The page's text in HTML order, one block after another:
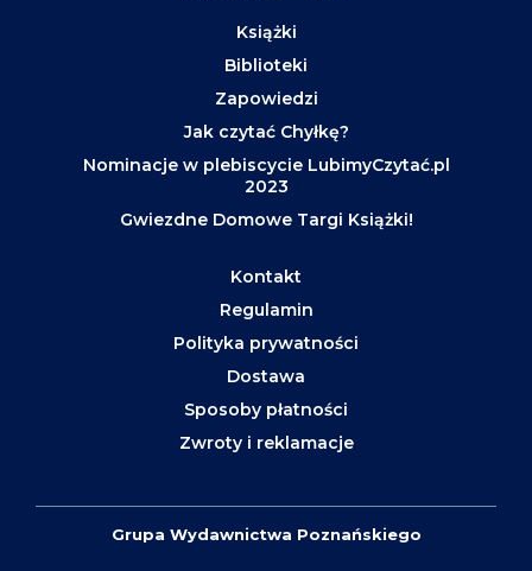
Książki
Biblioteki
Zapowiedzi
Jak czytać Chyłkę?
Nominacje w plebiscycie LubimyCzytać.pl
2023
Gwiezdne Domowe Targi Książki!
Kontakt
Regulamin
Polityka prywatności
Dostawa
Sposoby płatności
Zwroty i reklamacje
Grupa Wydawnictwa Poznańskiego